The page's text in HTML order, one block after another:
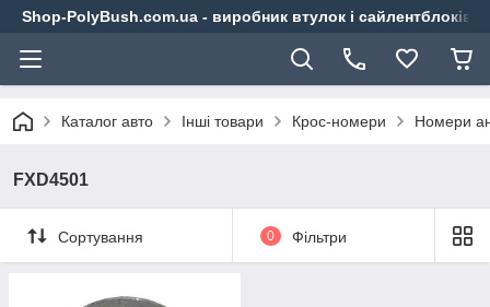
Shop-PolyBush.com.ua - виробник втулок і сайлентблоків
Каталог авто Інші товари Крос-номери Номери
FXD4501
Сортування 0 Фільтри